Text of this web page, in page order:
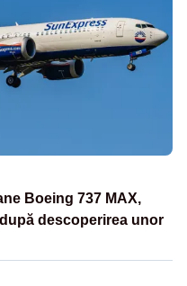
Boeing 737 MAX,
descoperirea unor